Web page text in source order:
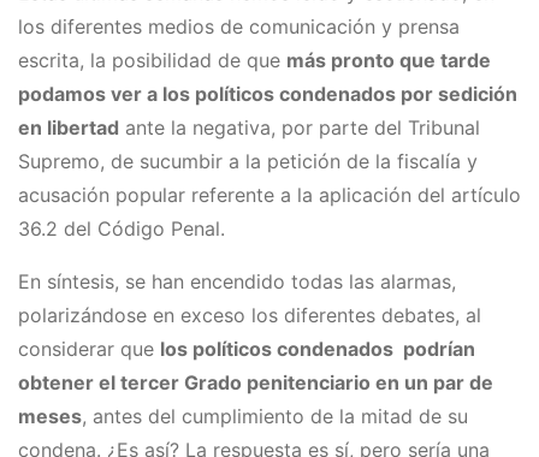
los diferentes medios de comunicación y prensa
escrita, la posibilidad de que más pronto que tarde
podamos ver a los políticos condenados por sedición
en libertad ante la negativa, por parte del Tribunal
Supremo, de sucumbir a la petición de la fiscalía y
acusación popular referente a la aplicación del artículo
36.2 del Código Penal.
En síntesis, se han encendido todas las alarmas,
polarizándose en exceso los diferentes debates, al
considerar que los políticos condenados podrían
obtener el tercer Grado penitenciario en un par de
meses, antes del cumplimiento de la mitad de su
condena. ¿Es así? La respuesta es sí, pero sería una